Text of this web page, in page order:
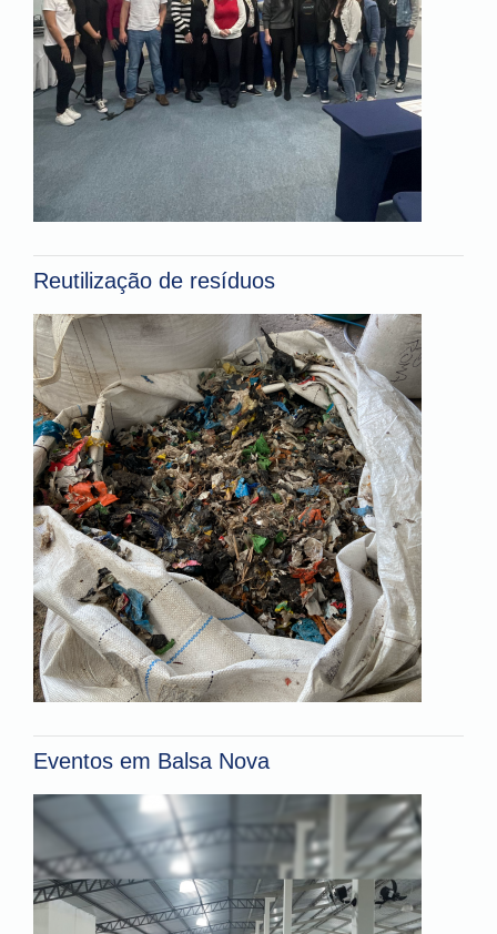
Reutilização de resíduos
Eventos em Balsa Nova